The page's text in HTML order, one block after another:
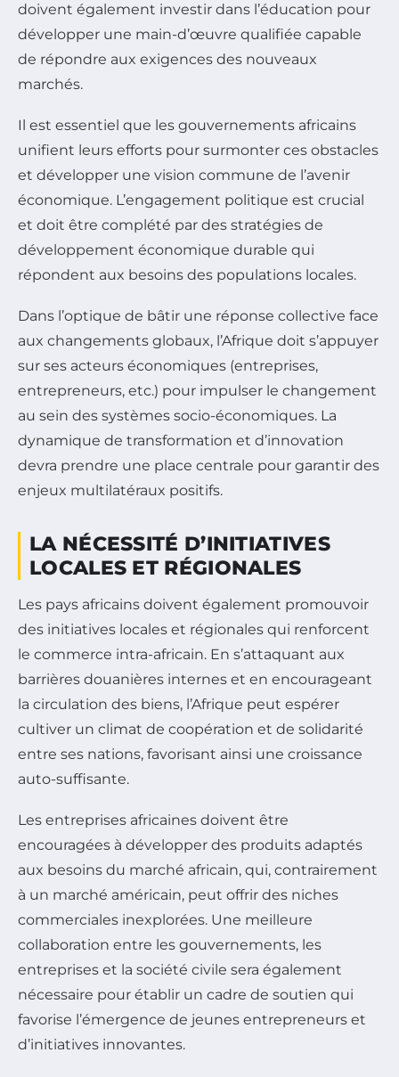
doivent également investir dans l’éducation pour
développer une main-d’œuvre qualifiée capable
de répondre aux exigences des nouveaux
marchés.
Il est essentiel que les gouvernements africains
unifient leurs efforts pour surmonter ces obstacles
et développer une vision commune de l’avenir
économique. L’engagement politique est crucial
et doit être complété par des stratégies de
développement économique durable qui
répondent aux besoins des populations locales.
Dans l’optique de bâtir une réponse collective face
aux changements globaux, l’Afrique doit s’appuyer
sur ses acteurs économiques (entreprises,
entrepreneurs, etc.) pour impulser le changement
au sein des systèmes socio-économiques. La
dynamique de transformation et d’innovation
devra prendre une place centrale pour garantir des
enjeux multilatéraux positifs.
LA NÉCESSITÉ D’INITIATIVES
LOCALES ET RÉGIONALES
Les pays africains doivent également promouvoir
des initiatives locales et régionales qui renforcent
le commerce intra-africain. En s’attaquant aux
barrières douanières internes et en encourageant
la circulation des biens, l’Afrique peut espérer
cultiver un climat de coopération et de solidarité
entre ses nations, favorisant ainsi une croissance
auto-suffisante.
Les entreprises africaines doivent être
encouragées à développer des produits adaptés
aux besoins du marché africain, qui, contrairement
à un marché américain, peut offrir des niches
commerciales inexplorées. Une meilleure
collaboration entre les gouvernements, les
entreprises et la société civile sera également
nécessaire pour établir un cadre de soutien qui
favorise l’émergence de jeunes entrepreneurs et
d’initiatives innovantes.